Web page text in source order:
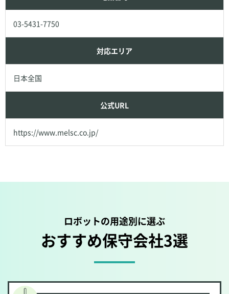
03-5431-7750
対応エリア
日本全国
公式URL
https://www.melsc.co.jp/
ロボットの用途別に選ぶ
おすすめ保守会社3選